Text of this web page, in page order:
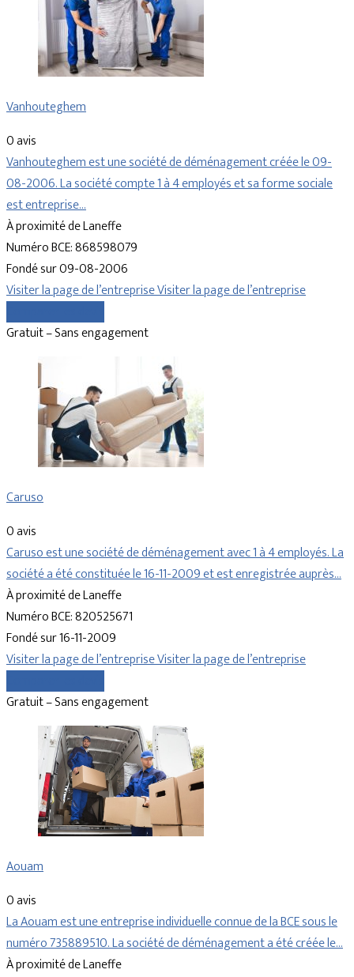
Vanhouteghem
0 avis
Vanhouteghem est une société de déménagement créée le 09-
08-2006. La société compte 1 à 4 employés et sa forme sociale
est entreprise…
À proximité de Laneffe
Numéro BCE: 868598079
Fondé sur 09-08-2006
Visiter la page de l’entrepriseVisiter la page de l’entreprise
Gratuit – Sans engagement
Caruso
0 avis
Caruso est une société de déménagement avec 1 à 4 employés. La
société a été constituée le 16-11-2009 et est enregistrée auprès…
À proximité de Laneffe
Numéro BCE: 820525671
Fondé sur 16-11-2009
Visiter la page de l’entrepriseVisiter la page de l’entreprise
Gratuit – Sans engagement
Aouam
0 avis
La Aouam est une entreprise individuelle connue de la BCE sous le
numéro 735889510. La société de déménagement a été créée le…
À proximité de Laneffe